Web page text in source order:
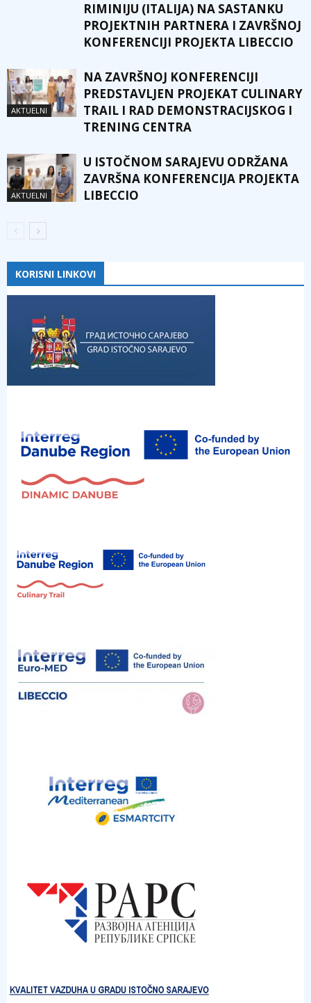
RIMINIJU (ITALIJA) NA SASTANKU
PROJEKTNIH PARTNERA I ZAVRŠNOJ
KONFERENCIJI PROJEKTA LIBECCIO
AKTUELNI
NA ZAVRŠNOJ KONFERENCIJI
PREDSTAVLJEN PROJEKAT CULINARY
TRAIL I RAD DEMONSTRACIJSKOG I
TRENING CENTRA
AKTUELNI
U ISTOČNOM SARAJEVU ODRŽANA
ZAVRŠNA KONFERENCIJA PROJEKTA
LIBECCIO
KORISNI LINKOVI